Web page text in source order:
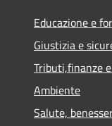
Educazione e
Giustizia e
Tributi,finanze
Ambiente
Salute,